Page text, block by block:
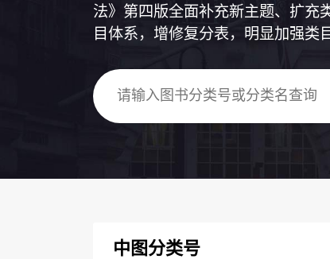
法》第四版全面补充新主题、扩充
目体系，增修复分表，明显加强类
中图分类号